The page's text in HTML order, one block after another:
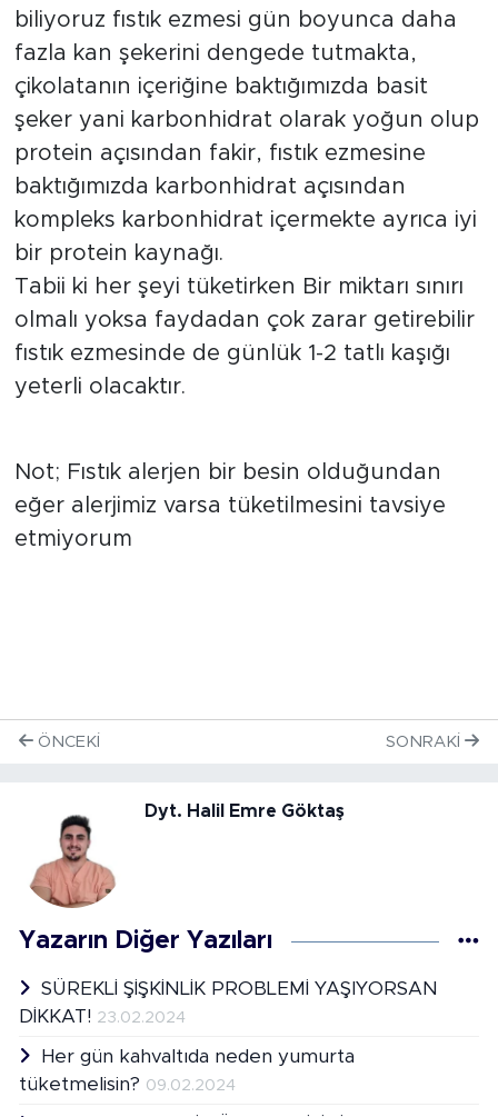
biliyoruz fıstık ezmesi gün boyunca daha
fazla kan şekerini dengede tutmakta,
çikolatanın içeriğine baktığımızda basit
şeker yani karbonhidrat olarak yoğun olup
protein açısından fakir, fıstık ezmesine
baktığımızda karbonhidrat açısından
kompleks karbonhidrat içermekte ayrıca iyi
bir protein kaynağı.
Tabii ki her şeyi tüketirken Bir miktarı sınırı
olmalı yoksa faydadan çok zarar getirebilir
fıstık ezmesinde de günlük 1-2 tatlı kaşığı
yeterli olacaktır.
Not; Fıstık alerjen bir besin olduğundan
eğer alerjimiz varsa tüketilmesini tavsiye
etmiyorum
ÖNCEKI SONRAKI
Dyt. Halil Emre Göktaş
Yazarın Diğer Yazıları
SÜREKLİ ŞİŞKİNLİK PROBLEMİ YAŞIYORSAN
DİKKAT! 23.02.2024
Her gün kahvaltıda neden yumurta
tüketmelisin? 09.02.2024